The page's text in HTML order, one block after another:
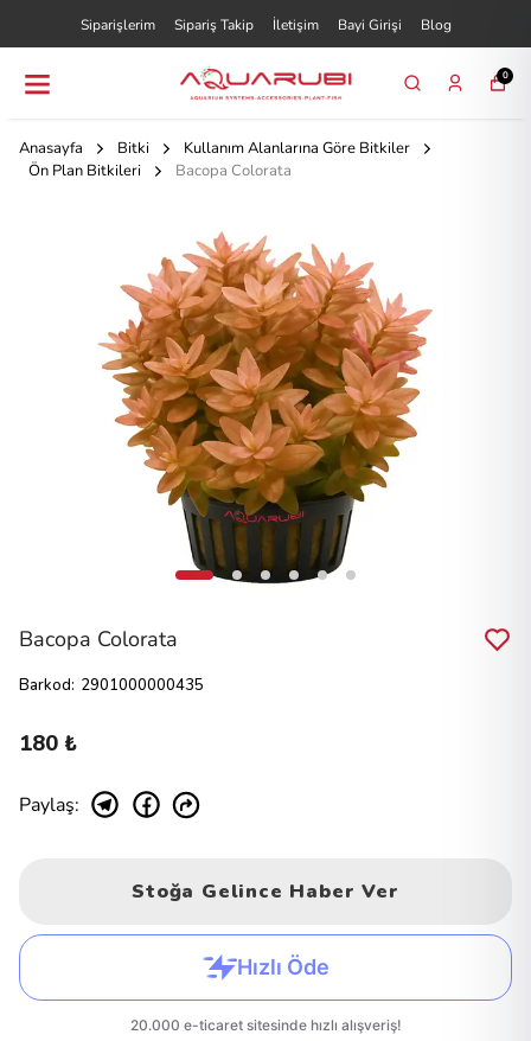
Siparişlerim Sipariş Takip İletişim Bayi Girişi Blog
0
Anasayfa Bitki
Kullanım Alanlarına Göre Bitkiler
Ön Plan Bitkileri
Bacopa Colorata
Bacopa Colorata
Barkod: 2901000000435
180 ₺
Paylaş:
Stoğa Gelince Haber Ver